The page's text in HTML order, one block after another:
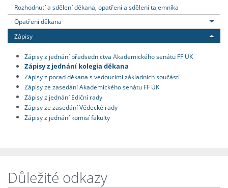
Rozhodnutí a sdělení děkana, opatření a sdělení tajemníka
Opatření děkana
Zápisy
Zápisy z jednání předsednictva Akademického senátu FF UK
Zápisy z jednání kolegia děkana
Zápisy z porad děkana s vedoucími základních součástí
Zápisy ze zasedání Akademického senátu FF UK
Zápisy z jednání Ediční rady
Zápisy ze zasedání Vědecké rady
Zápisy z jednání komisí fakulty
Důležité odkazy